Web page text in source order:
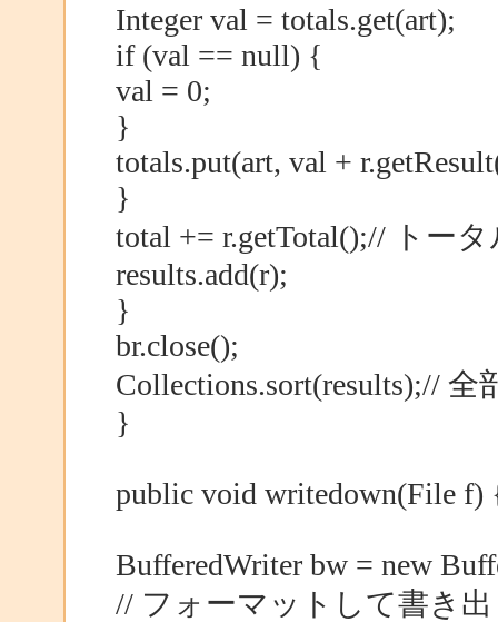
Integer val = totals.get(art);
if (val == null) {
val = 0;
}
totals.put(art, val +
}
total += r.getTotal();// トー
results.add(r);
}
br.close();
Collections.sort(results);//
}
public void writedown(File f)
BufferedWriter bw = new
// フォーマットして書き